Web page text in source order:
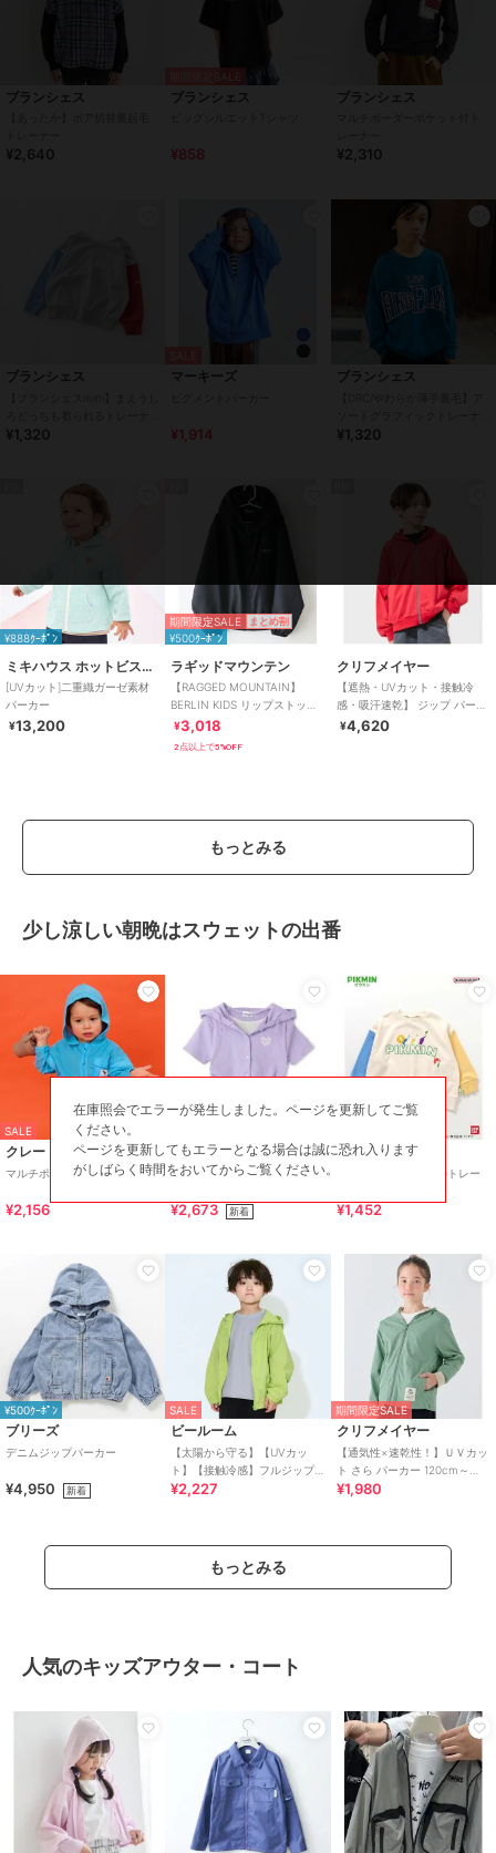
ブランシェス
¥2,640
期間限定SALE
ブランシェス
¥858
ブランシェス
¥2,310
ブランシェス
ー
¥1,320
マーキーズ
¥1,914
ブランシェス
ー
¥1,320
¥888ｸｰﾎﾟﾝ
ミキハウス ホットビスケッツ
[UVカット]二重織ガーゼ素材
パーカー
¥13,200
期間限定SALE まとめ割
¥500ｸｰﾎﾟﾝ
ラギッドマウンテン
【RAGGED MOUNTAIN】
BERLIN KIDS リップストップ
ポケッタブルパーカー 撥水
¥3,018
2点以上で5%OFF
クリフメイヤー
【遮熱・UVカット・接触冷
感・吸汗速乾】 ジップ パーカ
ー 120cm～170cm
¥4,620
もっとみる
少し涼しい朝晩はスウェットの出番
SALE
クレードスコープ
マルチポケットパーカ
¥2,156
ミニマル
テレコフェイクレイヤード半
¥2,673 新着
ブリーズ
【ピクミン】カラフルトレー
¥1,452
¥500ｸｰﾎﾟﾝ
ブリーズ
デニムジップパーカー
¥4,950 新着
SALE
ビールーム
【太陽から守る】【UVカッ
ト】【接触冷感】フルジップ
パーカ【子供服】【キッズ】
¥2,227
期間限定SALE
クリフメイヤー
【通気性×速乾性！】ＵＶカッ
ト さら パーカー 120cm～
170cm
¥1,980
もっとみる
人気のキッズアウター・コート
在庫照会でエラーが発生しました。ページを更新してご覧
ください。
ページを更新してもエラーとなる場合は誠に恐れ入ります
がしばらく時間をおいてからご覧ください。